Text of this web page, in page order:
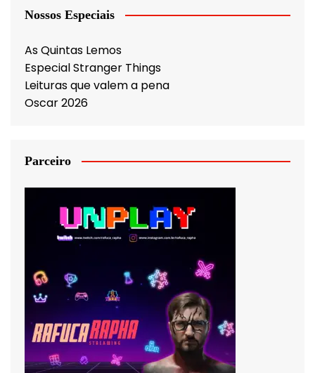
Nossos Especiais
As Quintas Lemos
Especial Stranger Things
Leituras que valem a pena
Oscar 2026
Parceiro